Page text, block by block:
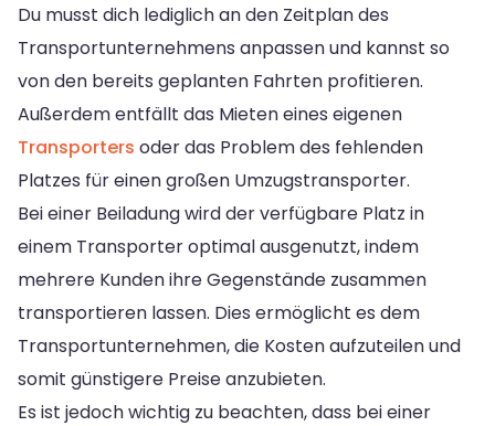
Du musst dich lediglich an den Zeitplan des
Transportunternehmens anpassen und kannst so
von den bereits geplanten Fahrten profitieren.
Außerdem entfällt das Mieten eines eigenen
Transporters oder das Problem des fehlenden
Platzes für einen großen Umzugstransporter.
Bei einer Beiladung wird der verfügbare Platz in
einem Transporter optimal ausgenutzt, indem
mehrere Kunden ihre Gegenstände zusammen
transportieren lassen. Dies ermöglicht es dem
Transportunternehmen, die Kosten aufzuteilen und
somit günstigere Preise anzubieten.
Es ist jedoch wichtig zu beachten, dass bei einer